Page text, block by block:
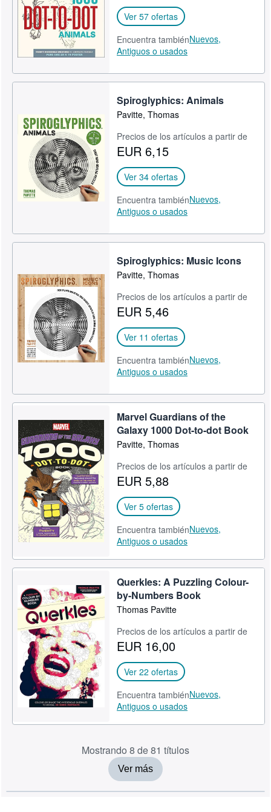
Ver 57 ofertas
Encuentra tambiénNuevos,
Antiguos o usados
Spiroglyphics: Animals
Pavitte, Thomas
Precios de los artículos a partir de
EUR 6,15
Ver 34 ofertas
Encuentra tambiénNuevos,
Antiguos o usados
Spiroglyphics: Music Icons
Pavitte, Thomas
Precios de los artículos a partir de
EUR 5,46
Ver 11 ofertas
Encuentra tambiénNuevos,
Antiguos o usados
Marvel Guardians of the
Galaxy 1000 Dot-to-dot Book
Pavitte, Thomas
Precios de los artículos a partir de
EUR 5,88
Ver 5 ofertas
Encuentra tambiénNuevos,
Antiguos o usados
Querkles: A Puzzling Colour-
by-Numbers Book
Thomas Pavitte
Precios de los artículos a partir de
EUR 16,00
Ver 22 ofertas
Encuentra tambiénNuevos,
Antiguos o usados
Mostrando 8 de 81 títulos
Ver más